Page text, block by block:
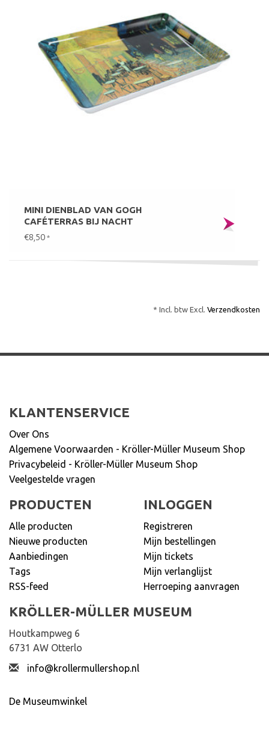
MINI DIENBLAD VAN GOGH
CAFÉTERRAS BIJ NACHT
€8,50 *
* Incl. btw Excl. Verzendkosten
KLANTENSERVICE
Over Ons
Algemene Voorwaarden - Kröller-Müller Museum Shop
Privacybeleid - Kröller-Müller Museum Shop
Veelgestelde vragen
PRODUCTEN
Alle producten
Nieuwe producten
Aanbiedingen
Tags
RSS-feed
INLOGGEN
Registreren
Mijn bestellingen
Mijn tickets
Mijn verlanglijst
Herroeping aanvragen
KRÖLLER-MÜLLER MUSEUM
Houtkampweg 6
6731 AW Otterlo
info@krollermullershop.nl
De Museumwinkel